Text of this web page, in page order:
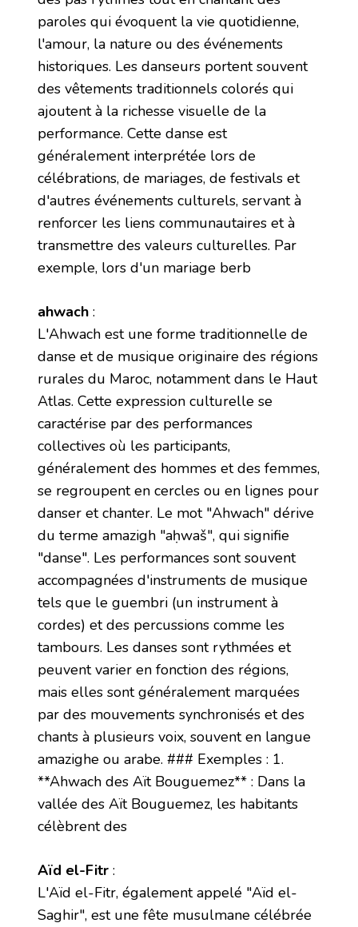
paroles qui évoquent la vie quotidienne,
l'amour, la nature ou des événements
historiques. Les danseurs portent souvent
des vêtements traditionnels colorés qui
ajoutent à la richesse visuelle de la
performance. Cette danse est
généralement interprétée lors de
célébrations, de mariages, de festivals et
d'autres événements culturels, servant à
renforcer les liens communautaires et à
transmettre des valeurs culturelles. Par
exemple, lors d'un mariage berb
ahwach :
L'Ahwach est une forme traditionnelle de
danse et de musique originaire des régions
rurales du Maroc, notamment dans le Haut
Atlas. Cette expression culturelle se
caractérise par des performances
collectives où les participants,
généralement des hommes et des femmes,
se regroupent en cercles ou en lignes pour
danser et chanter. Le mot "Ahwach" dérive
du terme amazigh "aḥwaš", qui signifie
"danse". Les performances sont souvent
accompagnées d'instruments de musique
tels que le guembri (un instrument à
cordes) et des percussions comme les
tambours. Les danses sont rythmées et
peuvent varier en fonction des régions,
mais elles sont généralement marquées
par des mouvements synchronisés et des
chants à plusieurs voix, souvent en langue
amazighe ou arabe. ### Exemples : 1.
**Ahwach des Aït Bouguemez** : Dans la
vallée des Aït Bouguemez, les habitants
célèbrent des
Aïd el-Fitr :
L'Aïd el-Fitr, également appelé "Aïd el-
Saghir", est une fête musulmane célébrée